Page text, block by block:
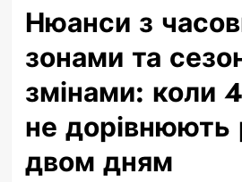
Нюанси з
зонами та
змінами: коли
не дорівнюють
двом дням